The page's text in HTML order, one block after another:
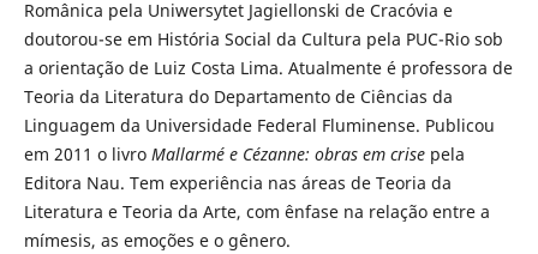
Românica pela Uniwersytet Jagiellonski de Cracóvia e
doutorou-se em História Social da Cultura pela PUC-Rio sob
a orientação de Luiz Costa Lima. Atualmente é professora de
Teoria da Literatura do Departamento de Ciências da
Linguagem da Universidade Federal Fluminense. Publicou
em 2011 o livro Mallarmé e Cézanne: obras em crisepela
Editora Nau. Tem experiência nas áreas de Teoria da
Literatura e Teoria da Arte, com ênfase na relação entre a
mímesis, as emoções e o gênero.